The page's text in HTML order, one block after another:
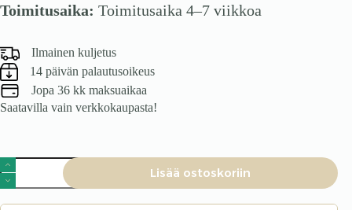
Toimitusaika: Toimitusaika 4–7 viikkoa
Ilmainen kuljetus
14 päivän palautusoikeus
Jopa 36 kk maksuaikaa
Saatavilla vain verkkokaupasta!
Tuoli
MOUSSE,
beige
määrä
Lisää ostoskoriin